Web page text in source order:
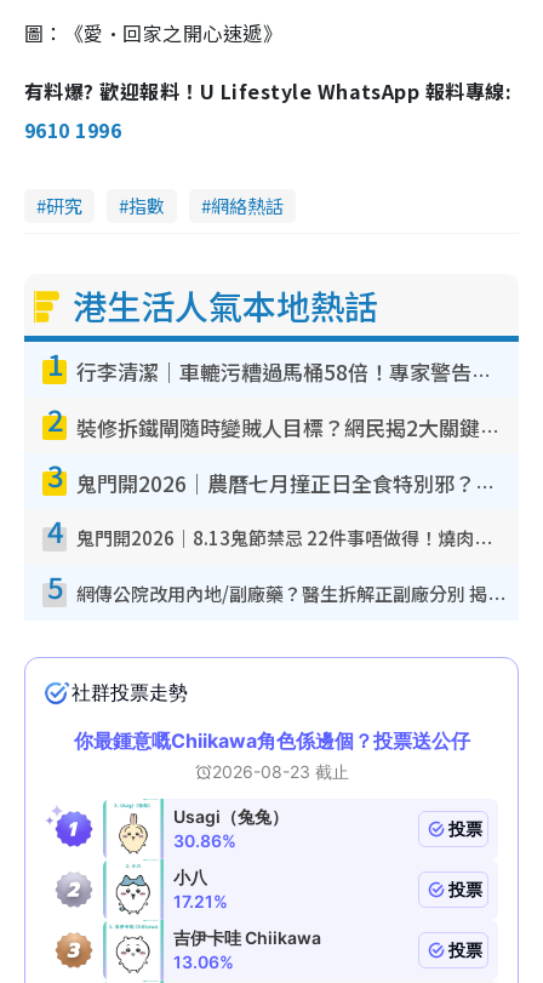
圖：《愛·回家之開心速遞》
有料爆? 歡迎報料！U Lifestyle WhatsApp 報料專線:
9610 1996
研究 指數 網絡熱話
港生活人氣本地熱話
1 行李清潔｜車轆污糟過馬桶58倍！專家警告忌用酒精抹 教1招免污手除菌
2 裝修拆鐵閘隨時變賊人目標？網民揭2大關鍵用途：裝新式等於白裝？附新舊鐵閘分別
3 鬼門開2026｜農曆七月撞正日全食特別邪？專家警告切忌做一事！揭4大禁忌+2招保平安
4 鬼門開2026｜8.13鬼節禁忌 22件事唔做得！燒肉、刺身要少食？半夜勿吹口哨/打呢個電話
5 網傳公院改用內地/副廠藥？醫生拆解正副廠分別 揭4類人換藥隨時出事